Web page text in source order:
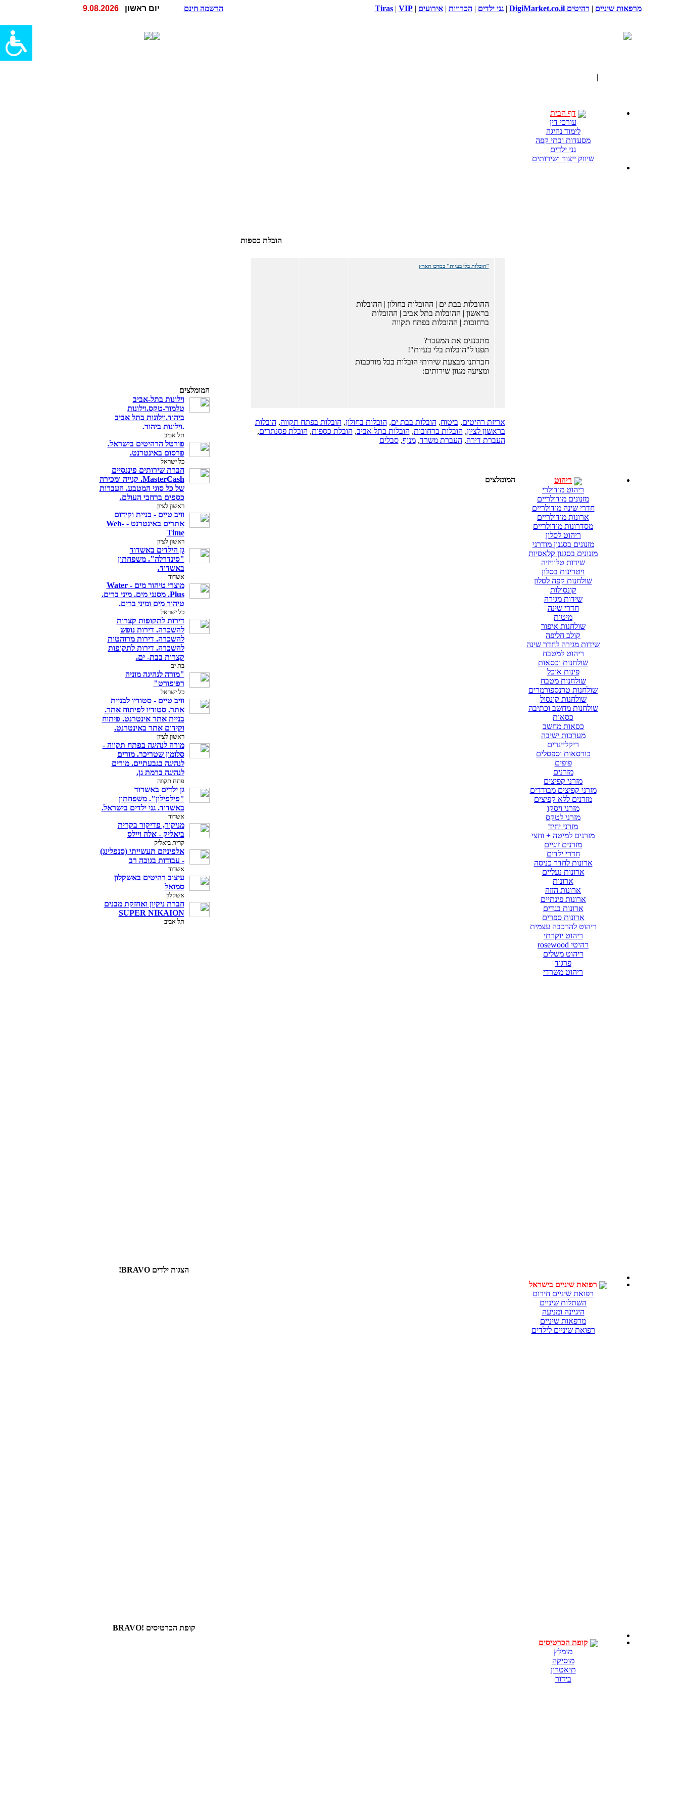
מרפאות שיניים | רהיטים DigiMarket.co.il |גני ילדים | הכרויות |אירועים |
Tiras| VIP הרשמה חינם יום ראשון 9.08.2026
|
דף הבית
עורכי דין
לימוד נהיגה
מסעדות ובתי קפה
גני ילדים
שיווק ייצור ושירותים
ריהוט
ריהוט מודולרי
מזנונים מודולריים
חדרי שינה מודולריים
ארונות מודולריים
מסדרונות מודולריים
ריהוט לסלון
מזנונים בסגנון מודרני
מזנונים בסגנון קלאסיות
שידות טלוויזיה
ויטרינות בסלון
שולחנות קפה לסלון
קונסולות
שידות מגירה
חדרי שינה
מיטות
שולחנות איפור
קולב חליפה
שידות מגירה לחדר שינה
ריהוט למטבח
שולחנות וכסאות
פינות אוכל
שולחנות מטבח
שולחנות טרנספורמרים
שולחנות קונסול
שולחנות מחשב וכתיבה
כסאות
כסאות מחשב
מערכות ישיבה
ריקליינרים
כורסאות וספסלים
פופים
מזרנים
מזרני קפיצים
מזרני קפיצים מבודדים
מזרנים ללא קפיצים
מזרני ויסקו
מזרני לטקס
מזרני יחיד
מזרנים למיטה + וחצי
מזרנים זוגיים
חדרי ילדים
ארונות לחדר כניסה
ארונות נעליים
ארונות
ארונות הזזה
ארונות פינתיים
ארונות בגדים
ארונות ספרים
ריהוט להרכבה עצמית
ריהוט יוקרתי
רהיטי rosewood
ריהוט משלים
פרגוד
ריהוט משרדי
רפואת שיניים בישראל
רפואת שיניים חירום
השתלות שיניים
היגיינה ומניעה
מרפאות שיניים
רפואת שיניים לילדים
קופת הכרטיסים
מומלץ
מוסיקה
תיאטרון
בידור
הובלת כספות
"הובלות בלי בעיות" במרכז הארץ
ההובלות בבת ים | ההובלות בחולון | ההובלות
בראשון | ההובלות בתל אביב | ההובלות
ברחובות | ההובלות בפתח תקווה
מתכננים את המעבר?
תפנו ל"הובלות בלי בעיות"!
חברתנו מבצעת שירותי הובלות בכל מורכבות
ומציעה מגוון שירותים:
אריזת רהיטים, ביטוח, הובלות בבת ים, הובלות בחולון, הובלות בפתח תקווה, הובלות
בראשון לציון, הובלות ברחובות, הובלות בתל אביב, הובלת כספות, הובלת פסנתרים,
העברת דירה, העברת משרד,מנוף,סבלים
המומלצים
המומלצים
וילונות בתל-אביב
טלמור-טקס.וילונות
ביהוד.וילונות בתל אביב
.וילונות ביהוד.
תל אביב
פורטל הרהיטים בישראל.
פרסום באינטרנט.
כל ישראל
חברת שירותים פיננסיים
MasterCash. קנייה ומכירה
של כל סוגי המטבע. העברות
כספים ברחבי העולם.
ראשון לציון
וויב טיים - בניית וקידום
אתרים באינטרנט - Web-
Time
ראשון לציון
גן הילדים באשדוד
"סינדרלה". משפחתון
באשדוד.
אשדוד
מוצרי טיהור מים - Water
Plus. מסנני מים. מיני ברים.
טיהור מים ומיני ברים.
כל ישראל
דירות לתקופות קצרות
להשכרה. דירות נופש
להשכרה. דירות מרוהטות
להשכרה‎. דירות לתקופות
קצרות בבת- ים.
בת ים
"מורה לנהיגה מוניה
רפופורט"
כל ישראל
וויב טיים - סטודיו לבניית
אתר. סטודיו לפיתוח אתר.
בניית אתר אינטרנט. פיתוח
וקידום אתר באינטרנט.
ראשון לציון
מורה לנהיגה בפתח תקווה -
סלומון שטריכר. מורים
לנהיגה בגבעתיים. מורים
לנהיגה ברמת גן.
פתח תקווה
גן ילדים באשדוד
"פילפילון". משפחתון
באשדוד. גני ילדים בישראל.
אשדוד
מניקור, פדיקור בקרית
ביאליק - אלה ויילס
קרית ביאליק
אלפיניזם תעשייתי (סנפלינג)
- עבודות בגובה רב
אשדוד
עיצוב רהיטים באשקלון
סמואל
אשקלון
חברת ניקיון ואחזקת מבנים
SUPER NIKAION
תל אביב
הצגות ילדים BRAVO!
קופת הכרטיסים !BRAVO